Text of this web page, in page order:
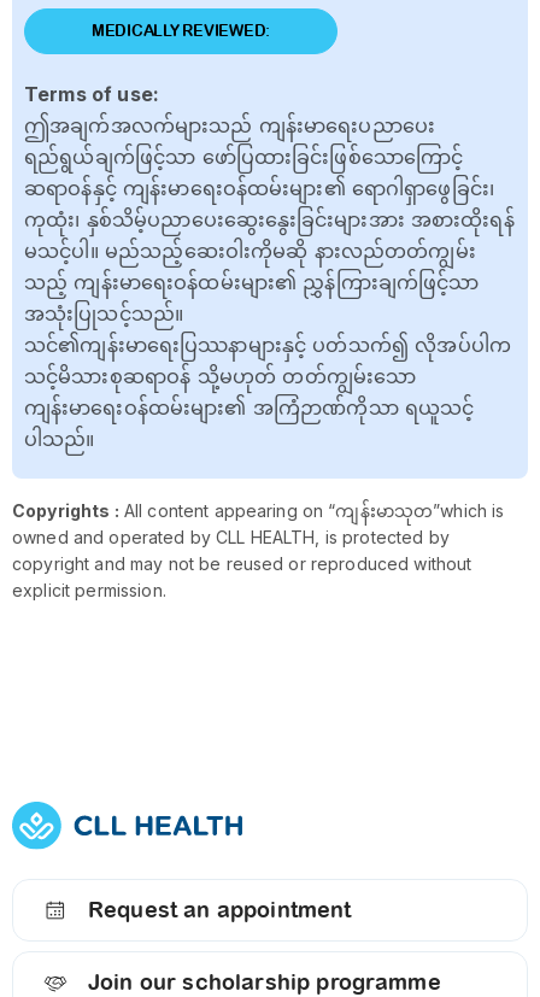
MEDICALLY REVIEWED:
Terms of use:
ဤအချက်အလက်များသည် ကျန်းမာရေးပညာပေး
ရည်ရွယ်ချက်ဖြင့်သာ ဖော်ပြထားခြင်းဖြစ်သောကြောင့်
ဆရာဝန်နှင့် ကျန်းမာရေးဝန်ထမ်းများ၏ ရောဂါရှာဖွေခြင်း၊
ကုထုံး၊ နှစ်သိမ့်ပညာပေးဆွေးနွေးခြင်းများအား အစားထိုးရန်
မသင့်ပါ။ မည်သည့်ဆေးဝါးကိုမဆို နားလည်တတ်ကျွမ်း
သည့် ကျန်းမာရေးဝန်ထမ်းများ၏ ညွှန်ကြားချက်ဖြင့်သာ
အသုံးပြုသင့်သည်။
သင်၏ကျန်းမာရေးပြဿနာများနှင့် ပတ်သက်၍ လိုအပ်ပါက
သင့်မိသားစုဆရာဝန် သို့မဟုတ် တတ်ကျွမ်းသော
ကျန်းမာရေးဝန်ထမ်းများ၏ အကြံဉာဏ်ကိုသာ ရယူသင့်
ပါသည်။
Copyrights : All content appearing on “ကျန်းမာသုတ”which is
owned and operated by CLL HEALTH, is protected by
copyright and may not be reused or reproduced without
explicit permission.
Request an appointment
Join our scholarship programme